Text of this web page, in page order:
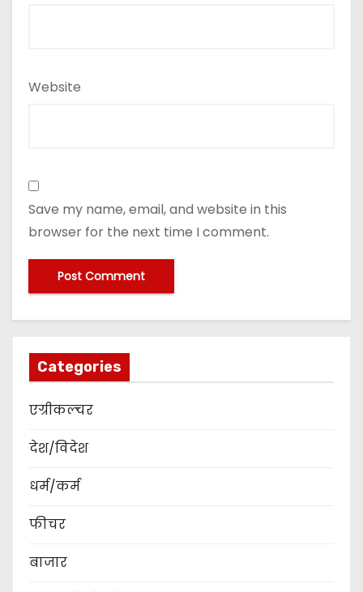
Website
Save my name, email, and website in this
browser for the next time I comment.
Categories
एग्रीकल्चर
देश/विदेश
धर्म/कर्म
फीचर
बाजार